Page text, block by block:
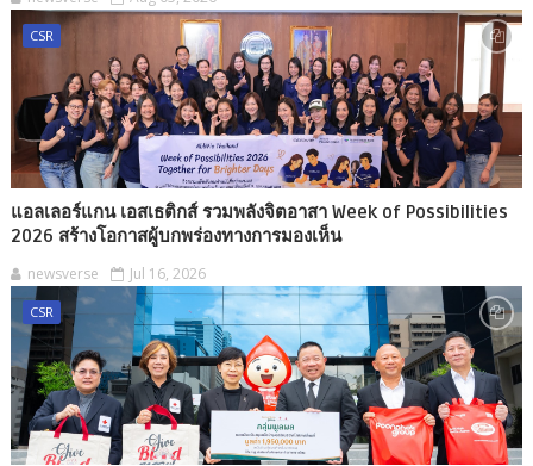
CSR
แอลเลอร์แกน เอสเธติกส์ รวมพลังจิตอาสา Week of Possibilities
2026 สร้างโอกาสผู้บกพร่องทางการมองเห็น
newsverse Jul 16, 2026
CSR